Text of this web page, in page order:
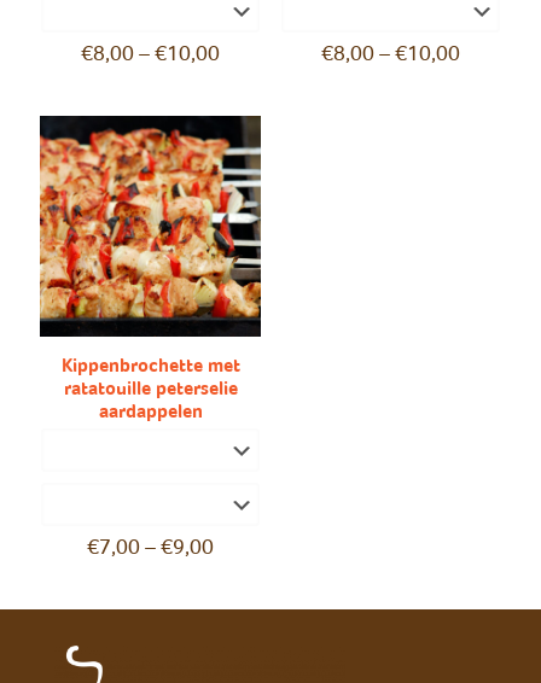
€8,00 –€10,00 €8,00– €10,00
Kippenbrochette met
ratatouille peterselie
aardappelen
€7,00 –€9,00